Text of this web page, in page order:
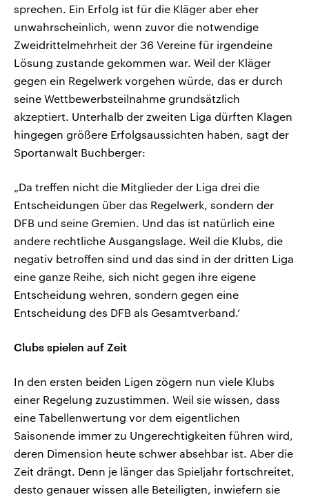
sprechen. Ein Erfolg ist für die Kläger aber eher
unwahrscheinlich, wenn zuvor die notwendige
Zweidrittelmehrheit der 36 Vereine für irgendeine
Lösung zustande gekommen war. Weil der Kläger
gegen ein Regelwerk vorgehen würde, das er durch
seine Wettbewerbsteilnahme grundsätzlich
akzeptiert. Unterhalb der zweiten Liga dürften Klagen
hingegen größere Erfolgsaussichten haben, sagt der
Sportanwalt Buchberger:
„Da treffen nicht die Mitglieder der Liga drei die
Entscheidungen über das Regelwerk, sondern der
DFB und seine Gremien. Und das ist natürlich eine
andere rechtliche Ausgangslage. Weil die Klubs, die
negativ betroffen sind und das sind in der dritten Liga
eine ganze Reihe, sich nicht gegen ihre eigene
Entscheidung wehren, sondern gegen eine
Entscheidung des DFB als Gesamtverband.‘
Clubs spielen auf Zeit
In den ersten beiden Ligen zögern nun viele Klubs
einer Regelung zuzustimmen. Weil sie wissen, dass
eine Tabellenwertung vor dem eigentlichen
Saisonende immer zu Ungerechtigkeiten führen wird,
deren Dimension heute schwer absehbar ist. Aber die
Zeit drängt. Denn je länger das Spieljahr fortschreitet,
desto genauer wissen alle Beteiligten, inwiefern sie